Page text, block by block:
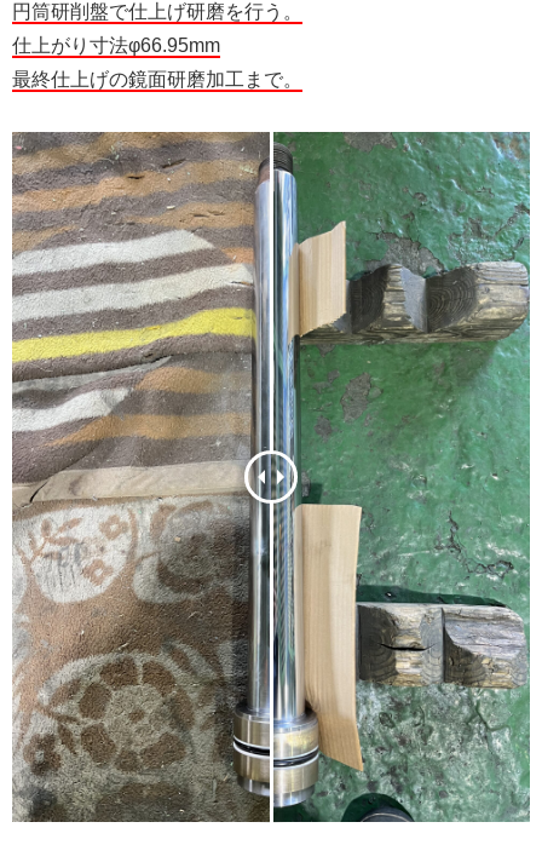
円筒研削盤で仕上げ研磨を行う。
仕上がり寸法φ66.95mm
最終仕上げの鏡面研磨加工まで。